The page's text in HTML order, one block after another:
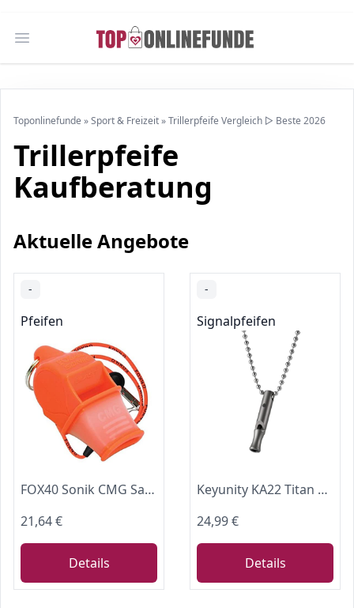
Open main menu
Toponlinefunde »Sport & Freizeit»Trillerpfeife Vergleich ▷ Beste 2026
Trillerpfeife
Kaufberatung
Aktuelle Angebote
-
Pfeifen
FOX40 Sonik CMG Safety neon orange Trillerpfeife+ Break-Away Sicherheits-Pfeifenschnur orange
21,64 €
Details
-
Signalpfeifen
Keyunity KA22 Titan Notfallpfeife mit Kette,Trillerpfeife Laut Notfall,Schiedsrichter Pfeife EDC Laute Signalpfeife 120db FüR Camping Im Freien, Wandern & Training (Silber)
24,99 €
Details